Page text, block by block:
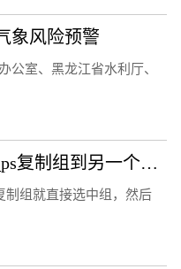
象风险预警
公室、黑龙江省水利厅、
ps复制组到另一个文件夹_ps复制组到另一个文件
制组就直接选中组，然后